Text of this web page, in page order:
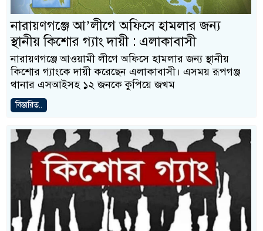
নারায়ণগঞ্জে আ’লীগে অফিসে হামলার জন্য
স্থানীয় কিশোর গ্যাং দায়ী : এলাকাবাসী
নারায়ণগঞ্জে আওয়ামী লীগে অফিসে হামলার জন্য স্থানীয়
কিশোর গ্যাংকে দায়ী করেছেন এলাকাবাসী। এসময় রূপগঞ্জ
থানার এসআইসহ ১২ জনকে কুপিয়ে জখম
বিস্তারিত..